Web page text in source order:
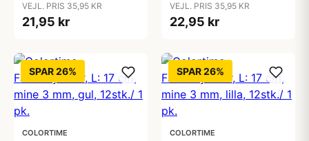
VEJL. PRIS 35,95 KR
21,95 kr
VEJL. PRIS 35,95 KR
22,95 kr
SPAR 26%
COLORTIME
SPAR 26%
COLORTIME